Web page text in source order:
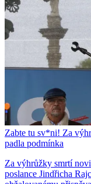
Zabte tu sv*ni! Za
padla podmínka
Za výhrůžky smrtí
poslance Jindřicha